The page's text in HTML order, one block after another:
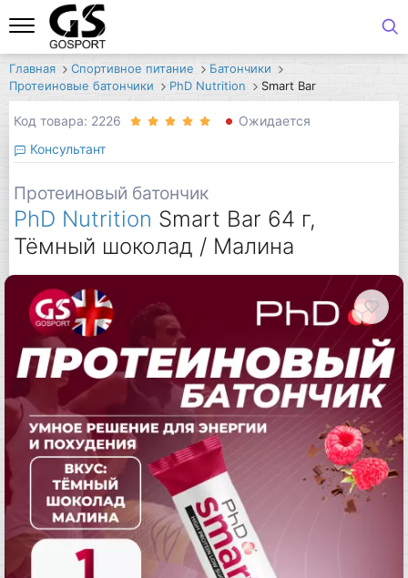
Главная Спортивное питание
Батончики
Протеиновые батончики
PhD Nutrition Smart Bar
Код товара: 2226
Ожидается
Консультант
Протеиновый батончик
PhD Nutrition Smart Bar 64 г,
Тёмный шоколад / Малина